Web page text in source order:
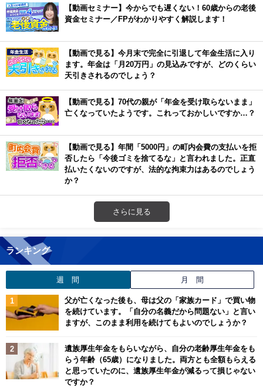
【動画セミナー】今からでも遅くない！60歳からの老後
資金セミナー／FPがわかりやすく解説します！
【動画で見る】今月末で完全に引退して年金生活に入り
ます。年金は「月20万円」の見込みですが、どのくらい
天引きされるのでしょう？
【動画で見る】70代の親が「年金を受け取らないまま」
亡くなっていたようです。これっておかしいですか…？
【動画で見る】年間「5000円」の町内会費の支払いを拒
否したら「今後ゴミを捨てるな」と言われました。正直
払いたくないのですが、法的な拘束力はあるのでしょう
か？
さらに見る
ランキング
週 間 月 間
父が亡くなった後も、母は父の「家族カード」で買い物
を続けています。「自分の名義だから問題ない」と言い
ますが、このまま利用を続けてもよいのでしょうか？
遺族厚生年金をもらいながら、自分の老齢厚生年金をも
らう年齢（65歳）になりました。両方とも全額もらえる
と思っていたのに、遺族厚生年金が減るって損じゃない
ですか？